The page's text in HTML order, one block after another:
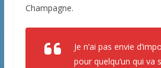
Champagne.
Je n’ai pas envie
pour quelqu’un qui va